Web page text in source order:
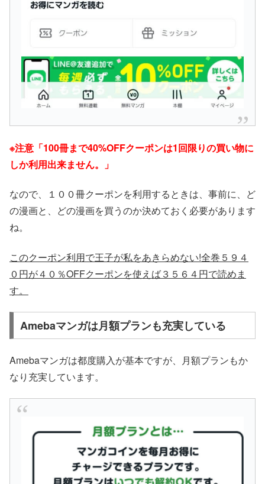
※注意「100冊まで40%OFFクーポンは1回限りの買い物に
しか利用出来ません。」
なので、１００冊クーポンを利用するときは、事前に、ど
の漫画と、どの漫画を買うのか決めておく必要があります
ね。
このクーポン利用で王子が私をあきらめない!全巻５９４
０円が４０％OFFクーポンを使えば３５６４円で読めま
す。
Amebaマンガは月額プランも充実している
Amebaマンガは都度購入が基本ですが、月額プランもか
なり充実しています。